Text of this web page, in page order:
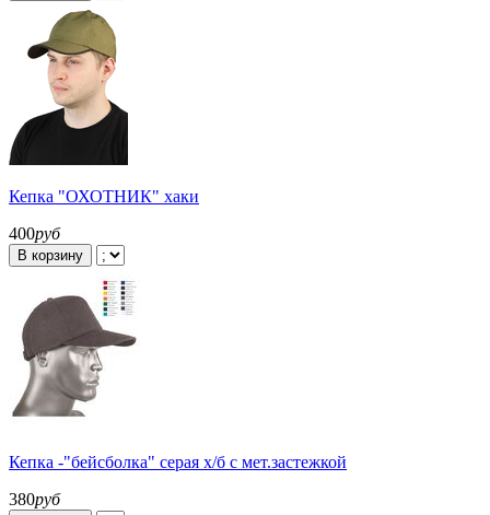
Кепка "ОХОТНИК" хаки
400руб
В корзину
Кепка -"бейсболка" серая х/б с мет.застежкой
380руб